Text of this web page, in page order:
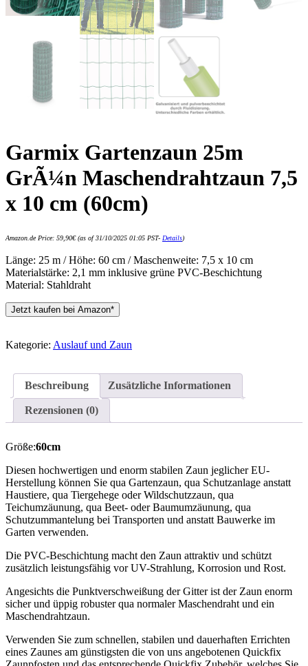
Garmix Gartenzaun 25m
GrÃ¼n Maschendrahtzaun 7,5
x 10 cm (60cm)
Amazon.de Price: 59,90€(as of 31/10/2025 01:05 PST- Details)
Länge: 25 m / Höhe: 60 cm / Maschenweite: 7,5 x 10 cm
Materialstärke: 2,1 mm inklusive grüne PVC-Beschichtung
Material: Stahldraht
Jetzt kaufen bei Amazon*
Kategorie: Auslauf und Zaun
Beschreibung Zusätzliche Informationen
Rezensionen (0)
Größe:60cm
Diesen hochwertigen und enorm stabilen Zaun jeglicher EU-
Herstellung können Sie qua Gartenzaun, qua Schutzanlage anstatt
Haustiere, qua Tiergehege oder Wildschutzzaun, qua
Teichumzäunung, qua Beet- oder Baumumzäunung, qua
Schutzummantelung bei Transporten und anstatt Bauwerke im
Garten verwenden.
Die PVC-Beschichtung macht den Zaun attraktiv und schützt
zusätzlich leistungsfähig vor UV-Strahlung, Korrosion und Rost.
Angesichts die Punktverschweißung der Gitter ist der Zaun enorm
sicher und üppig robuster qua normaler Maschendraht und ein
Maschendrahtzaun.
Verwenden Sie zum schnellen, stabilen und dauerhaften Errichten
eines Zaunes am günstigsten die von uns angebotenen Quickfix